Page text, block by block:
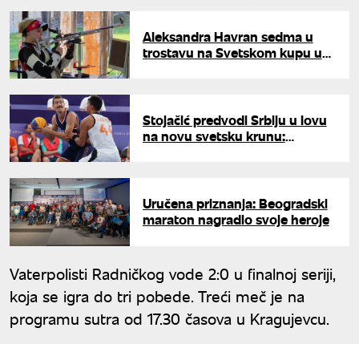
Aleksandra Havran sedma u
trostavu na Svetskom kupu u
Stojačić predvodi Srbiju u lovu
na novu svetsku krunu:
Uručena priznanja: Beogradski
maraton nagradio svoje heroje
Vaterpolisti Radničkog vode 2:0 u finalnoj seriji,
koja se igra do tri pobede. Treći meč je na
programu sutra od 17.30 časova u Kragujevcu.